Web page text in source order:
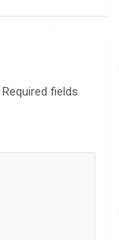
Required fields